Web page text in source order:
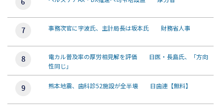
事務次官に宇波氏、主計局長は坂本氏 財務省人事
電カル普及率の厚労相見解を評価 日医・長島氏、「方向
性同じ」
熊本地震、歯科診52施設が全半壊 日歯連【無料】